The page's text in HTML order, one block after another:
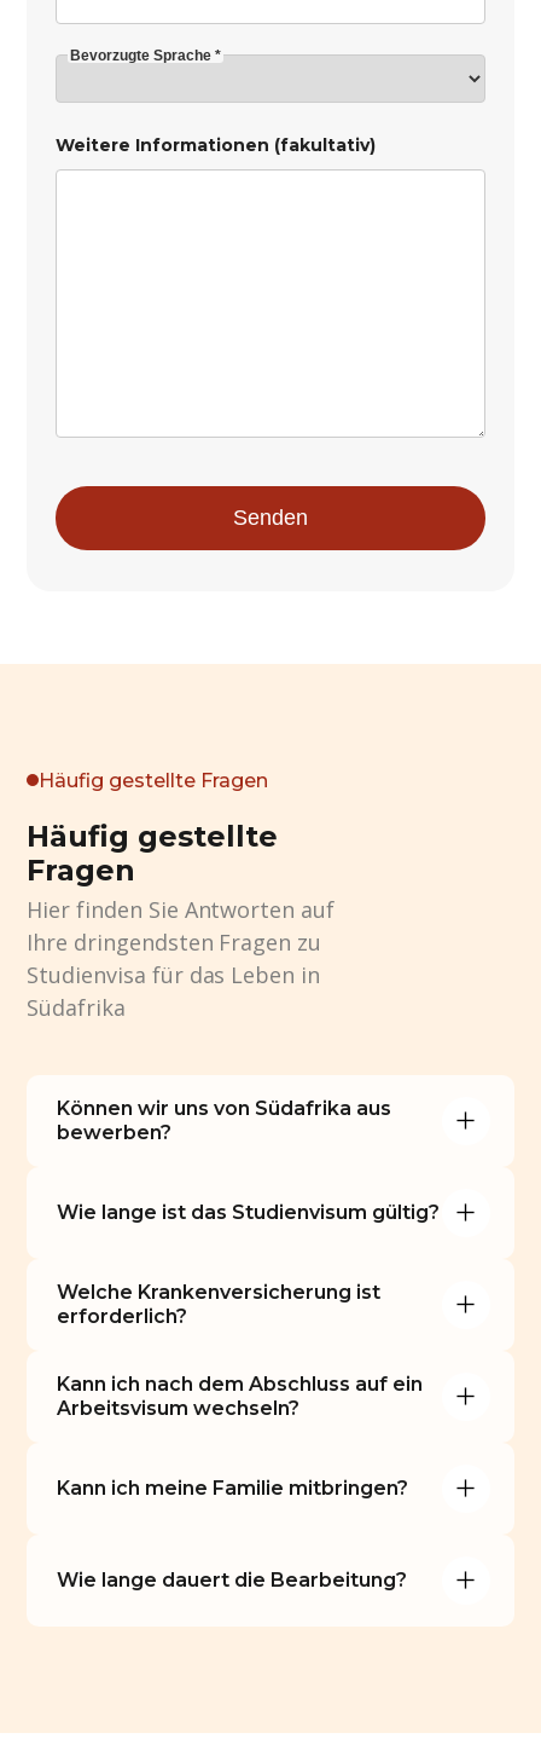
Bevorzugte Sprache *
Weitere Informationen (fakultativ)
Häufig gestellte Fragen
Häufig gestellte
Fragen
Hier finden Sie Antworten auf
Ihre dringendsten Fragen zu
Studienvisa für das Leben in
Südafrika
Können wir uns von Südafrika aus
bewerben?
Wie lange ist das Studienvisum gültig?
Welche Krankenversicherung ist
erforderlich?
Kann ich nach dem Abschluss auf ein
Arbeitsvisum wechseln?
Kann ich meine Familie mitbringen?
Wie lange dauert die Bearbeitung?